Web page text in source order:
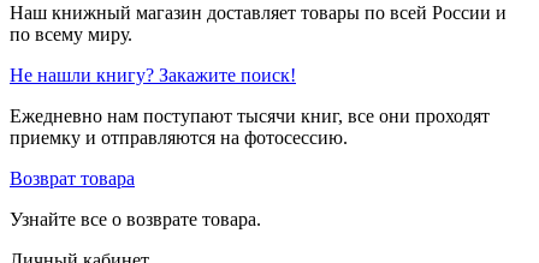
Наш книжный магазин доставляет товары по всей России и
по всему миру.
Не нашли книгу? Закажите поиск!
Ежедневно нам поступают тысячи книг, все они проходят
приемку и отправляются на фотосессию.
Возврат товара
Узнайте все о возврате товара.